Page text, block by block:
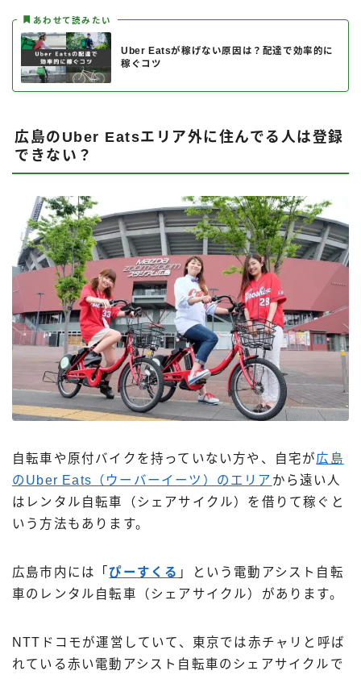
あわせて読みたい
Uber Eatsが稼げない原因は？配達で効率的に
稼ぐコツ
広島のUber Eatsエリア外に住んでる人は登録
できない？
自転車や原付バイクを持っていない方や、自宅が広島
のUber Eats（ウーバーイーツ）のエリア から遠い人
はレンタル自転車（シェアサイクル）を借りて稼ぐと
いう方法もあります。
広島市内には「 ぴーすくる 」という電動アシスト自転
車のレンタル自転車（シェアサイクル）があります。
NTTドコモが運営していて、東京では赤チャリと呼ば
れている赤い電動アシスト自転車のシェアサイクルで